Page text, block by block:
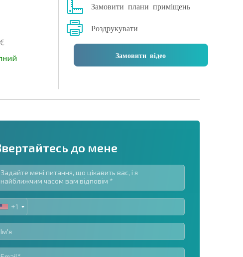
Замовити плани приміщень
Роздрукувати
Замовити відео
на розсилку | Натискаючи кнопку, ви дозволяєте
своїх даних.
Надіслати повідомлення
до мене
UNITED
STATES
+1
+1